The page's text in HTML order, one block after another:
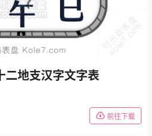
二地支汉字文字表
前往下载